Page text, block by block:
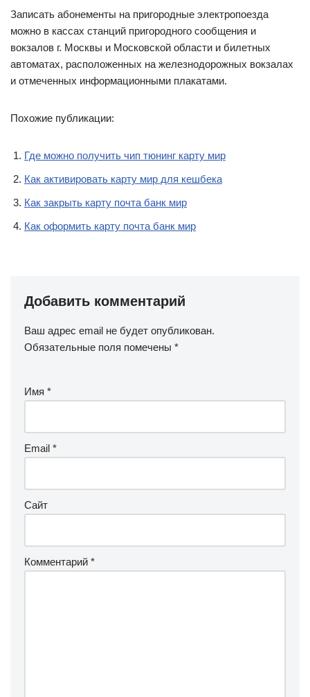
Записать абонементы на пригородные электропоезда
можно в кассах станций пригородного сообщения и
вокзалов г. Москвы и Московской области и билетных
автоматах, расположенных на железнодорожных вокзалах
и отмеченных информационными плакатами.
Похожие публикации:
Где можно получить чип тюнинг карту мир
Как активировать карту мир для кешбека
Как закрыть карту почта банк мир
Как оформить карту почта банк мир
Добавить комментарий
Ваш адрес email не будет опубликован.
Обязательные поля помечены *
Имя *
Email *
Сайт
Комментарий *